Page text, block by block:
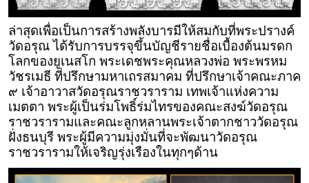
ล่าสุดเพื่อเป็นการสร้างพลังบารมีให้สมกับที่พระปรางค์
วัดอรุณ ได้รับการบรรจุขึ้นบัญชีรายชื่อเบื้องต้นมรดก
โลกของยูเนสโก พระเดชพระคุณหลวงพ่อ พระพรหม
วัชรเมธี ที่ปรึกษามหาเถรสมาคม ที่ปรึกษาเจ้าคณะภาค
๙ เจ้าอาวาสวัดอรุณราชวราราม เทพเจ้าแห่งความ
เมตตา พระผู้เป็นร่มโพธิ์ร่มไทรของคณะสงฆ์วัดอรุณ
ราชวรารามและคณะลูกหลานพระเจ้าตากชาววัดอรุณ
ฝั่งธนบุรี พระผู้มีความมุ่งมั่นที่จะพัฒนาวัดอรุณ
ราชวรารามให้เจริญรุ่งเรืองในทุกๆด้าน